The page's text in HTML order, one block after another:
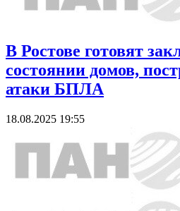
В Ростове готовят
состоянии домов,
атаки БПЛА
18.08.2025 19:55